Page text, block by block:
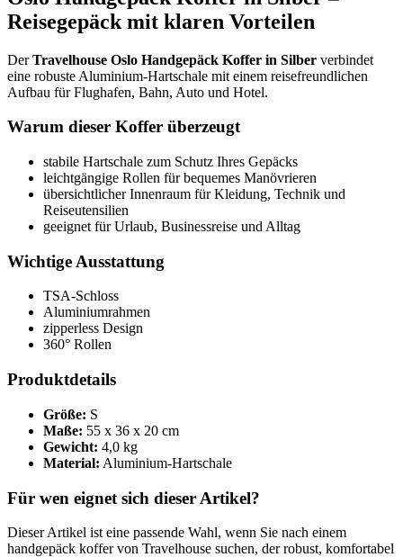
Reisegepäck mit klaren Vorteilen
DerTravelhouse Oslo Handgepäck Koffer in Silber verbindet
eine robuste Aluminium-Hartschale mit einem reisefreundlichen
Aufbau für Flughafen, Bahn, Auto und Hotel.
Warum dieser Koffer überzeugt
stabile Hartschale zum Schutz Ihres Gepäcks
leichtgängige Rollen für bequemes Manövrieren
übersichtlicher Innenraum für Kleidung, Technik und
Reiseutensilien
geeignet für Urlaub, Businessreise und Alltag
Wichtige Ausstattung
TSA-Schloss
Aluminiumrahmen
zipperless Design
360° Rollen
Produktdetails
Größe: S
Maße: 55 x 36 x 20 cm
Gewicht: 4,0 kg
Material: Aluminium-Hartschale
Für wen eignet sich dieser Artikel?
Dieser Artikel ist eine passende Wahl, wenn Sie nach einem
handgepäck koffer von Travelhouse suchen, der robust, komfortabel